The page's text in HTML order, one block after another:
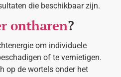
die beschikbaar zijn.
ontharen?
om individuele
of te vernietigen.
op de wortels onder het